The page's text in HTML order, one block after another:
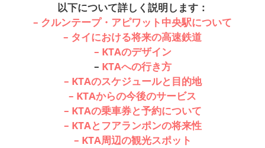
以下について詳しく説明します：
– クルンテープ・アピワット中央駅について
– タイにおける将来の高速鉄道
– KTAのデザイン
– KTAへの行き方
– KTAのスケジュールと目的地
– KTAからの今後のサービス
– KTAの乗車券と予約について
– KTAとフアランポンの将来性
– KTA周辺の観光スポット